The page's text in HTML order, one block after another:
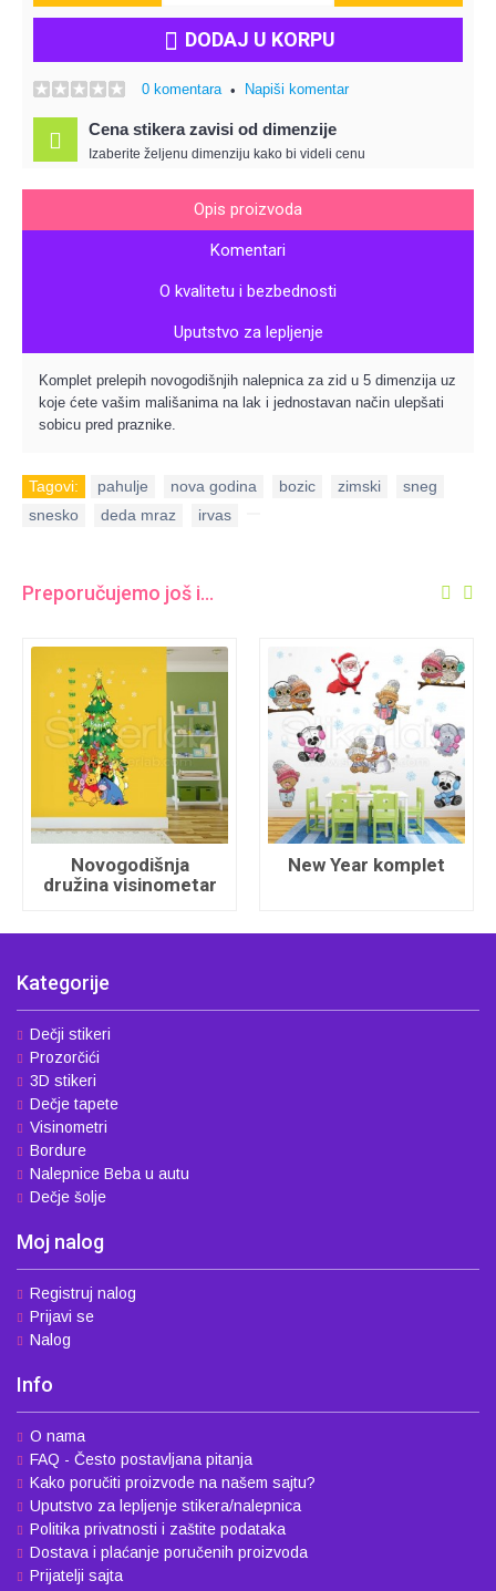
DODAJ U KORPU
0 komentara• Napiši komentar
Cena stikera zavisi od dimenzije
Izaberite željenu dimenziju kako bi videli cenu
Opis proizvoda
Komentari
O kvalitetu i bezbednosti
Uputstvo za lepljenje
Komplet prelepih novogodišnjih nalepnica za zid u 5 dimenzija uz
koje ćete vašim mališanima na lak i jednostavan način ulepšati
sobicu pred praznike.
Tagovi: pahulje nova godina bozic zimski sneg
snesko
deda mraz irvas
Preporučujemo još i...
Novogodišnja
družina visinometar
New Year komplet
Kategorije
Dečji stikeri
Prozorčići
3D stikeri
Dečje tapete
Visinometri
Bordure
Nalepnice Beba u autu
Dečje šolje
Moj nalog
Registruj nalog
Prijavi se
Nalog
Info
O nama
FAQ - Često postavljana pitanja
Kako poručiti proizvode na našem sajtu?
Uputstvo za lepljenje stikera/nalepnica
Politika privatnosti i zaštite podataka
Dostava i plaćanje poručenih proizvoda
Prijatelji sajta